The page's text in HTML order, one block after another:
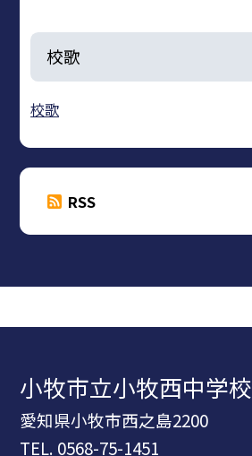
校歌
校歌
RSS
小牧市立小牧西中学校
愛知県小牧市西之島2200
TEL. 0568-75-1451